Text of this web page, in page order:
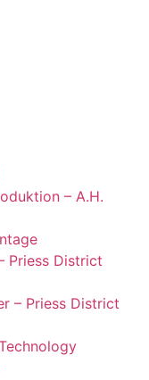
– A.H.
Priess District
– Priess District